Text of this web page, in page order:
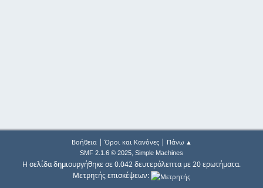
Βοήθεια| Όροι και Κανόνες| Πάνω ▲
SMF 2.1.6 © 2025, Simple Machines
Η σελίδα δημιουργήθηκε σε 0.042 δευτερόλεπτα με 20 ερωτήματα.
Μετρητής επισκέψεων: